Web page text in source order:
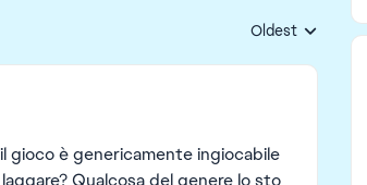
Replies sorted by
Oldest
gioco è genericamente ingiocabile
Qualcosa del genere lo sto